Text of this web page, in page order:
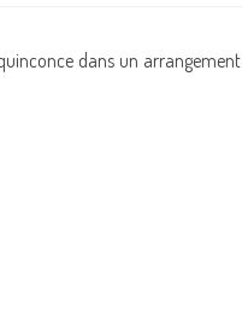
dans un arrangement